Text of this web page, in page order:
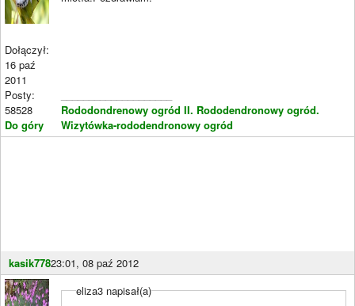
Dołączył:
16 paź
2011
Posty:
58528
Do góry
Rododondrenowy ogród II. Rododendronowy ogród.
Wizytówka-rododendronowy ogród
kasik77823:01, 08 paź 2012
eliza3 napisał(a)